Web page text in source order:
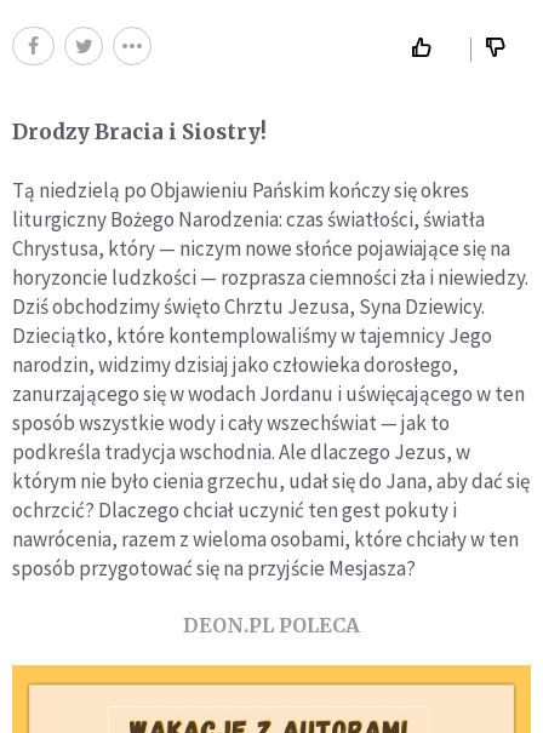
Drodzy Bracia i Siostry!
Tą niedzielą po Objawieniu Pańskim kończy się okres
liturgiczny Bożego Narodzenia: czas światłości, światła
Chrystusa, który — niczym nowe słońce pojawiające się na
horyzoncie ludzkości — rozprasza ciemności zła i niewiedzy.
Dziś obchodzimy święto Chrztu Jezusa, Syna Dziewicy.
Dzieciątko, które kontemplowaliśmy w tajemnicy Jego
narodzin, widzimy dzisiaj jako człowieka dorosłego,
zanurzającego się w wodach Jordanu i uświęcającego w ten
sposób wszystkie wody i cały wszechświat — jak to
podkreśla tradycja wschodnia. Ale dlaczego Jezus, w
którym nie było cienia grzechu, udał się do Jana, aby dać się
ochrzcić? Dlaczego chciał uczynić ten gest pokuty i
nawrócenia, razem z wieloma osobami, które chciały w ten
sposób przygotować się na przyjście Mesjasza?
DEON.PL POLECA